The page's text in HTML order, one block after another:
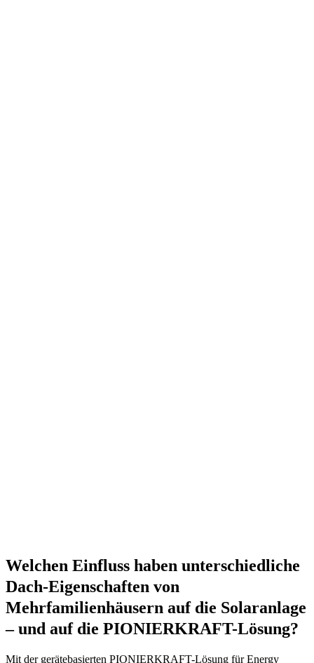
Welchen Einfluss haben unterschiedliche
Dach-Eigenschaften von
Mehrfamilienhäusern auf die Solaranlage
– und auf die PIONIERKRAFT-Lösung?
Mit der gerätebasierten PIONIERKRAFT-Lösung für Energy